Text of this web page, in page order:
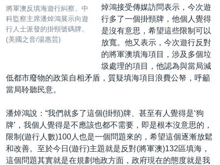
將軍澳反填海遊行糾察、中
科監察主席潘焯鴻展示向遊
行人士派發的掛頸號碼牌。
(美國之音/湯惠芸)
焯鴻接受傳媒訪問表示，今次遊
行多了一個掛頸牌，他個人覺得
是沒有意思，希望這些限制可以
放寬。他又表示，今次遊行反對
的將軍澳填海項目，涉及多個垃
圾處理的項目，他認為與當局減
低都市廢物的政策自相矛盾，質疑填海項目浪費公帑，呼籲
當局聆聽民意。
潘焯鴻說：“我們就多了這個(掛頸)牌、甚至有人覺得是‘狗
牌’，我個人覺得是不應該也都不需要，即是根本沒意思的，
限制(遊行人數)100人也是一個問題來的，希望這個逐漸放鬆
和改善。至於今日(遊行)主題就是反對(將軍澳)132區填海，
這個問題其實就是在規劃地政方面，政府現在的態度就是我